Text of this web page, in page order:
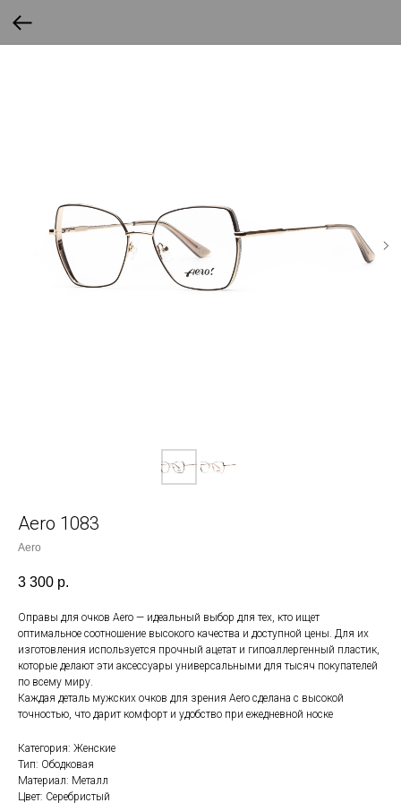
Aero 1083
Aero
3 300 р.
Оправы для очков Aero — идеальный выбор для тех, кто ищет
оптимальное соотношение высокого качества и доступной цены. Для их
изготовления используется прочный ацетат и гипоаллергенный пластик,
которые делают эти аксессуары универсальными для тысяч покупателей
по всему миру.
Каждая деталь мужских очков для зрения Aero сделана с высокой
точностью, что дарит комфорт и удобство при ежедневной носке
Категория: Женские
Тип: Ободковая
Материал: Металл
Цвет: Серебристый